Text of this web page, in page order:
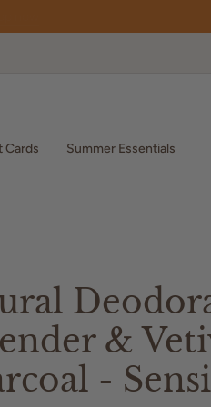
now
Cards Summer Essentials
&
-